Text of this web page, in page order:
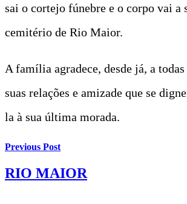
sai o cortejo fúnebre e o corpo vai a
cemitério de Rio Maior.
A família agradece, desde já, a todas
suas relações e amizade que se
la à sua última morada.
Previous Post
RIO MAIOR